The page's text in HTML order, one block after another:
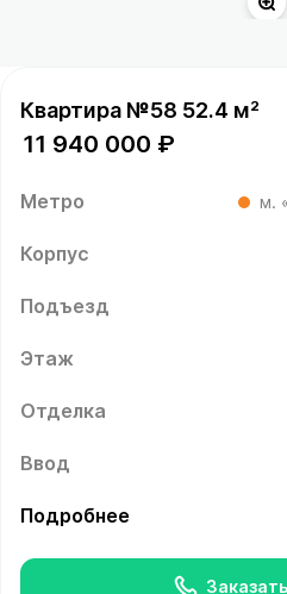
Квартира №58 52.4 м²
11 940 000 ₽
Метро м.
Корпус
Подъезд
Этаж
Отделка
Ввод
Подробнее